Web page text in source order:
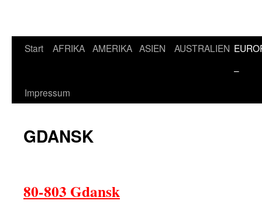
Start AFRIKA AMERIKA ASIEN AUSTRALIEN
–
Impressum
GDANSK
80-803 Gdansk